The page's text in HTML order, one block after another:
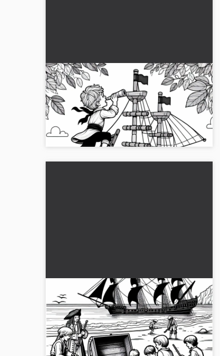
Barn klatrer op på trælegebåd -
Farvelægningsbillede for piratfans
Oplev et spændende malebillede med et barn på
et lege-skip. Download det gratis og mal det
online!...
På stranden: Børn med skattekiste –
Malebog til pirater gratis
Opdag det spændende malebillede med børn på
stranden og en skattekiste. Download det gratis
nu!...